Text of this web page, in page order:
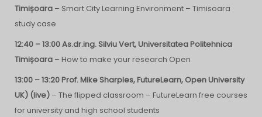
Timișoara – Smart City Learning Environment – Timisoara
study case
12:40 – 13:00As.dr.ing. Silviu Vert, Universitatea Politehnica
Timișoara – How to make your research Open
13:00 – 13:20 Prof. Mike Sharples, FutureLearn, Open University
UK) (live) – The flipped classroom – FutureLearn free courses
for university and high school students